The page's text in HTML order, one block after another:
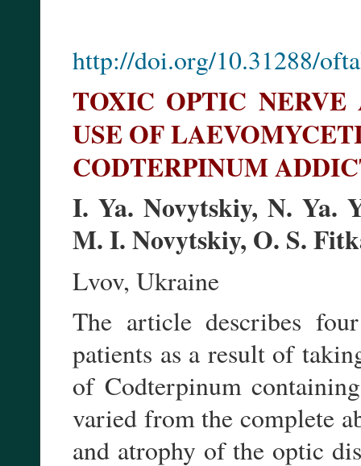
http://doi.org/10.31288/
TOXIC OPTIC NERVE
USE OF
CODTERPINUM
I. Ya. Novytskiy, N. Ya.
M. I. Novytskiy, O. S.
Lvov, Ukraine
The article describes
patients as a result of
of Codterpinum
varied from the complete
and atrophy of the optic